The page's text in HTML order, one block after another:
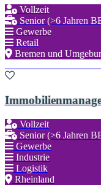
Vollzeit
Senior (>6 Jahren
Gewerbe
Retail
Bremen und
Vollzeit
Senior (>6 Jahren
Gewerbe
Industrie
Logistik
Rheinland